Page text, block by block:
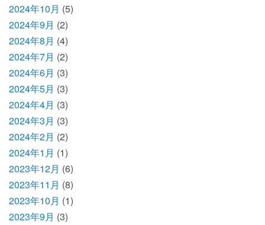
2024年10月 (5)
2024年9月 (2)
2024年8月 (4)
2024年7月 (2)
2024年6月 (3)
2024年5月 (3)
2024年4月 (3)
2024年3月 (3)
2024年2月 (2)
2024年1月 (1)
2023年12月 (6)
2023年11月 (8)
2023年10月 (1)
2023年9月 (3)